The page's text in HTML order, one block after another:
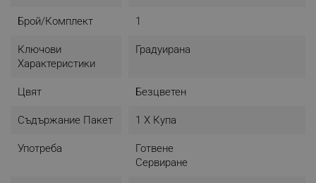
Брой/комплект 1
Ключови
Характеристики
Градуирана
Цвят Безцветен
Съдържание Пакет 1 Х Купа
Употреба
Готвене
Сервиране